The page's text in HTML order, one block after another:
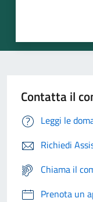
Contatta il
Leggi le
Richiedi
Chiama il
Prenota un